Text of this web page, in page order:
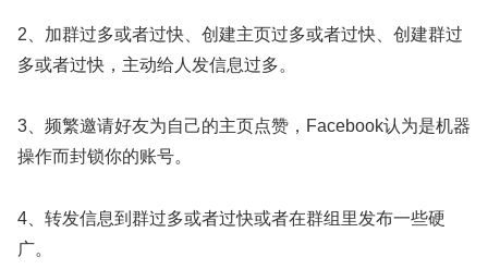
2、加群过多或者过快、创建主页过多或者过快、创建群过
多或者过快，主动给人发信息过多。
3、频繁邀请好友为自己的主页点赞，Facebook认为是机器
操作而封锁你的账号。
4、转发信息到群过多或者过快或者在群组里发布一些硬
广。